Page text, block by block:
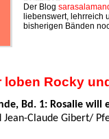
Der Blog
liebenswert, lehrreich
bisherigen Bänden
loben Rocky
Bd. 1: Rosalie will
Jean-Claude Gibert/